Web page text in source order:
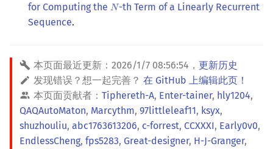
for Computing the 𝑁
N -th Term of a Linearly Recurrent
Sequence.
本页面最近更新： 2026/1/7 08:56:54 ， 更新历史
发现错误？想一起完善？ 在 GitHub 上编辑此页！
本页面贡献者： Tiphereth-A, Enter-tainer, hly1204,
QAQAutoMaton, Marcythm, 97littleleaf11, ksyx,
shuzhouliu, abc1763613206, c-forrest, CCXXXI, Early0v0,
EndlessCheng, fps5283, Great-designer, H-J-Granger,